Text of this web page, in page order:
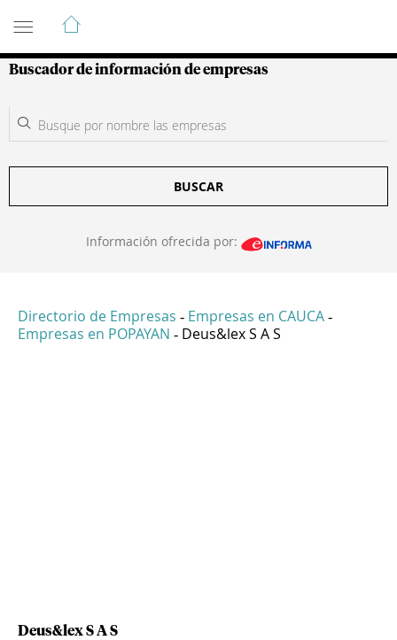
Guía de Empresas Colombianas
Buscador de información de empresas
BUSCAR
Información ofrecida por:
Directorio de Empresas - Empresas en CAUCA -
Empresas en POPAYAN - Deus&lex S A S
Deus&lex S A S